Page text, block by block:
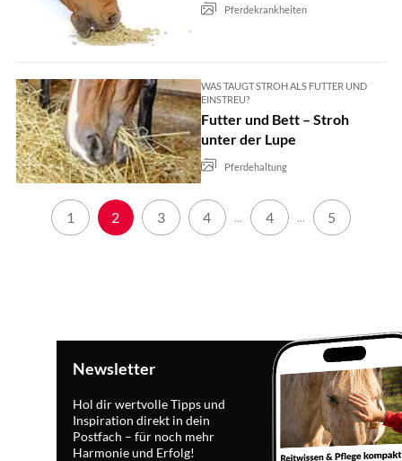
Pferdekrankheiten
WAS TAUGT STROH ALS FUTTER UND
EINSTREU?
Futter und Bett – Stroh
unter der Lupe
Pferdehaltung
1 2 3 4 ... 4 ... 5
Newsletter
Hol dir wertvolle Tipps und
Inspiration direkt in dein
Postfach – für noch mehr
Harmonie und Erfolg!